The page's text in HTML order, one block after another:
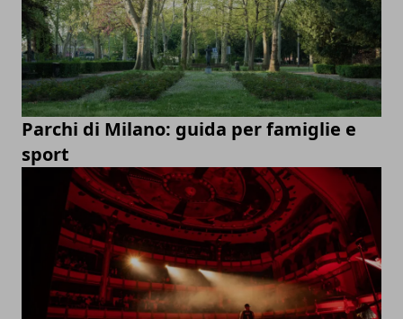
Parchi di Milano: guida per famiglie e
sport